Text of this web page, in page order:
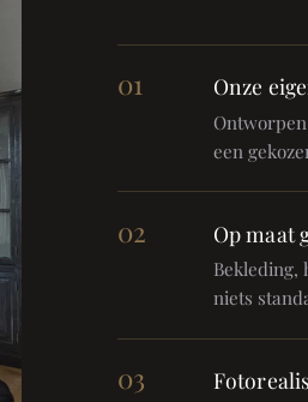
01 Onze
een
02 Op maat
Bekleding,
niets
03